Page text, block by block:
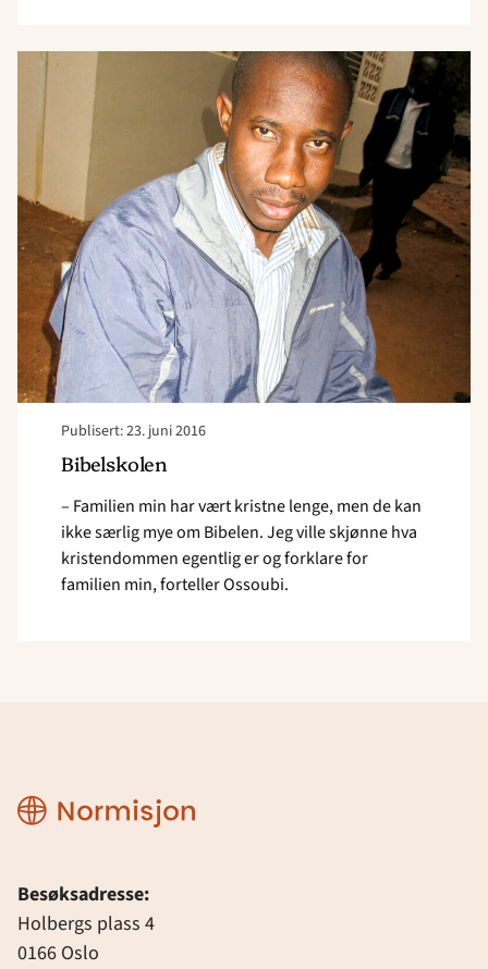
Publisert: 23. juni 2016
Bibelskolen
– Familien min har vært kristne lenge, men de kan
ikke særlig mye om Bibelen. Jeg ville skjønne hva
kristendommen egentlig er og forklare for
familien min, forteller Ossoubi.
Read
article
"
<strong>Bibelskolen</strong>"
Normisjon
Besøksadresse:
Holbergs plass 4
0166 Oslo